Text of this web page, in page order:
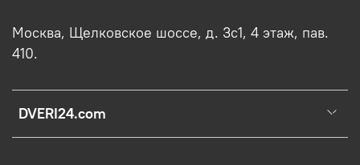
DVERI24.com
Москва, Щелковское шоссе, д. 3с1, 4 этаж, пав.
410.